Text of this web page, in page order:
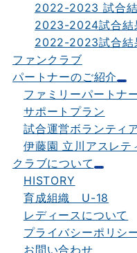
2022-2023 試合
2023-2024試合結
2022-2023試合結
ファンクラブ
パートナーのご紹介
ファミリーパートナ
サポートプラン
試合運営ボランティ
伊藤園 立川アスレテ
クラブについて
HISTORY
育成組織 U-18
レディースについて
プライバシーポリシ
お問い合わせ